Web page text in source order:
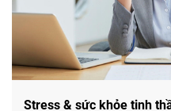
Stress & sức khỏe tinh